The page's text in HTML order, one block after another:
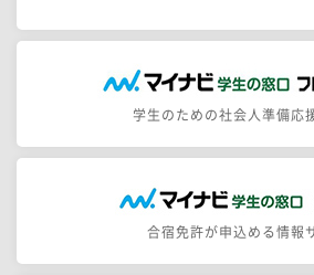
学生のための社会人準備応
合宿免許が申込める情報